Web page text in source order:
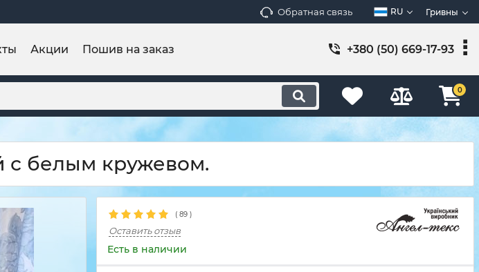
Обратная связь RU Гривны
Акции Пошив на заказ +380 (50) 669-17-93
0
с белым кружевом.
( 89 )
Оставить отзыв
Есть в наличии